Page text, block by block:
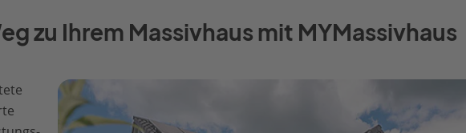
zu Ihrem Massivhaus mit MYMassivhaus